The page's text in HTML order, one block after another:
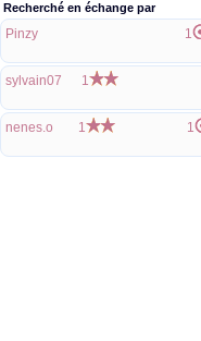
Recherché en échange par
Pinzy 1
sylvain07 1
nenes.o 1 1